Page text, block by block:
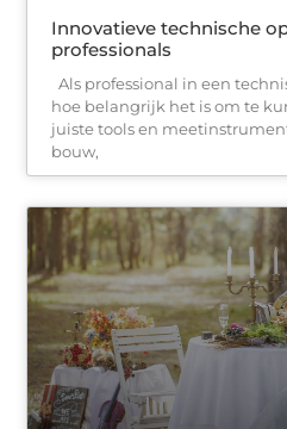
Innovatieve technische
professionals
Als professional in een
hoe belangrijk het is om te
juiste tools en
bouw,